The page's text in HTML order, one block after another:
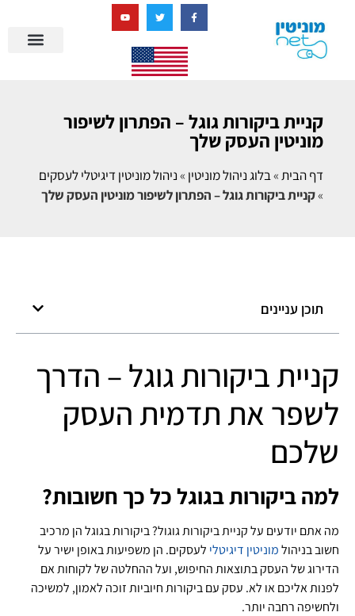
קניית ביקורות גוגל – הפתרון לשיפור
מוניטין העסק שלך
דף הבית»בלוג ניהול מוניטין »ניהול מוניטין דיגיטלי לעסקים
»קניית ביקורות גוגל – הפתרון לשיפור מוניטין העסק שלך
תוכן עניינים
קניית ביקורות גוגל – הדרך
לשפר את תדמית העסק
שלכם
למה ביקורות בגוגל כל כך חשובות?
מה אתם יודעים על קניית ביקורות גוגול? ביקורות בגוגל הן מרכיב
חשוב בניהולמוניטין דיגיטלי לעסקים. הן משפיעות באופן ישיר על
הדירוג של העסק בתוצאות החיפוש, ועל ההחלטה של לקוחות אם
לפנות אליכם או לא. עסק עם ביקורות חיוביות זוכה לאמון, למשיכה
ולחשיפה רחבה יותר.